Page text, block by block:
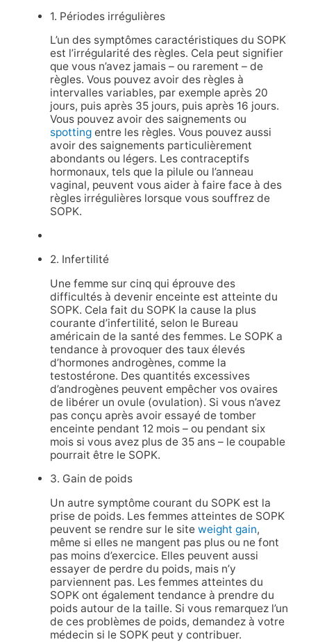
1. Périodes irrégulières
L’un des symptômes caractéristiques du SOPK
est l’irrégularité des règles. Cela peut signifier
que vous n’avez jamais – ou rarement – de
règles. Vous pouvez avoir des règles à
intervalles variables, par exemple après 20
jours, puis après 35 jours, puis après 16 jours.
Vous pouvez avoir des saignements ou
spottingentre les règles. Vous pouvez aussi
avoir des saignements particulièrement
abondants ou légers. Les contraceptifs
hormonaux, tels que la pilule ou l’anneau
vaginal, peuvent vous aider à faire face à des
règles irrégulières lorsque vous souffrez de
SOPK.
2. Infertilité
Une femme sur cinq qui éprouve des
difficultés à devenir enceinte est atteinte du
SOPK. Cela fait du SOPK la cause la plus
courante d’infertilité, selon le Bureau
américain de la santé des femmes. Le SOPK a
tendance à provoquer des taux élevés
d’hormones androgènes, comme la
testostérone. Des quantités excessives
d’androgènes peuvent empêcher vos ovaires
de libérer un ovule (ovulation). Si vous n’avez
pas conçu après avoir essayé de tomber
enceinte pendant 12 mois – ou pendant six
mois si vous avez plus de 35 ans – le coupable
pourrait être le SOPK.
3. Gain de poids
Un autre symptôme courant du SOPK est la
prise de poids. Les femmes atteintes de SOPK
peuvent se rendre sur le site weight gain,
même si elles ne mangent pas plus ou ne font
pas moins d’exercice. Elles peuvent aussi
essayer de perdre du poids, mais n’y
parviennent pas. Les femmes atteintes du
SOPK ont également tendance à prendre du
poids autour de la taille. Si vous remarquez l’un
de ces problèmes de poids, demandez à votre
médecin si le SOPK peut y contribuer.